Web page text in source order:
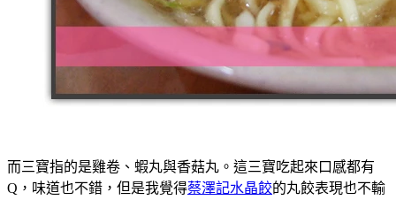
而三寶指的是雞卷、蝦丸與香菇丸。這三寶吃起來口感都有
Q，味道也不錯，但是我覺得蔡澤記水晶餃的丸餃表現也不輸